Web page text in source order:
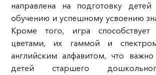
направлена на подготовку
обучению и успешному усвоению
Кроме того, игра способствует
цветами, их гаммой и
английским алфавитом, что
детей старшего